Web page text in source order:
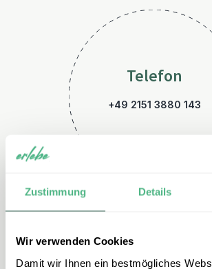
Zustimmung Details
Wir verwenden Cookies
Damit wir Ihnen ein bestmögliches
Telefon
+49 2151 3880 143
E-Mail